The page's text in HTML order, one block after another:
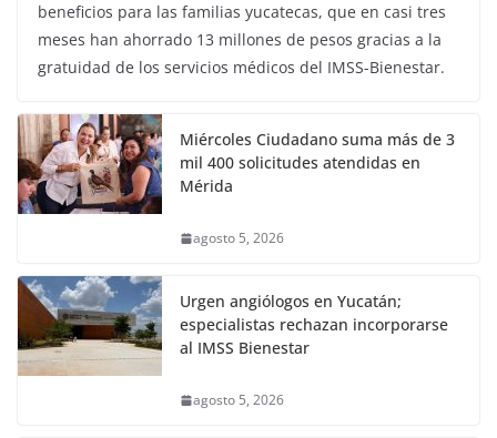
beneficios para las familias yucatecas, que en casi tres
meses han ahorrado 13 millones de pesos gracias a la
gratuidad de los servicios médicos del IMSS-Bienestar.
Miércoles Ciudadano suma más de 3
mil 400 solicitudes atendidas en
Mérida
agosto 5, 2026
Urgen angiólogos en Yucatán;
especialistas rechazan incorporarse
al IMSS Bienestar
agosto 5, 2026